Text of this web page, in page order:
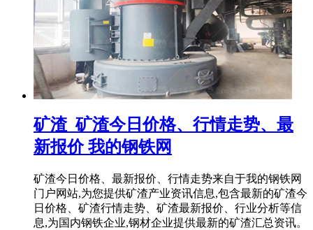
矿渣_矿渣今日价格、行情走势、最
新报价 我的钢铁网
矿渣今日价格、最新报价、行情走势来自于我的钢铁网
门户网站,为您提供矿渣产业资讯信息,包含最新的矿渣今
日价格、矿渣行情走势、矿渣最新报价、行业分析等信
息,为国内钢铁企业,钢材企业提供最新的矿渣汇总资讯。